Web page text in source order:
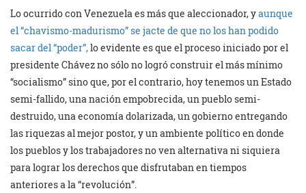
Lo ocurrido con Venezuela es más que aleccionador, yaunque
el “chavismo-madurismo” se jacte de que no los han podido
sacar del “poder”,lo evidente es que el proceso iniciado por el
presidente Chávez no sólo no logró construir el más mínimo
“socialismo” sino que, por el contrario, hoy tenemos un Estado
semi-fallido, una nación empobrecida, un pueblo semi-
destruido, una economía dolarizada, un gobierno entregando
las riquezas al mejor postor, y un ambiente político en donde
los pueblos y los trabajadores no ven alternativa ni siquiera
para lograr los derechos que disfrutaban en tiempos
anteriores a la “revolución”.